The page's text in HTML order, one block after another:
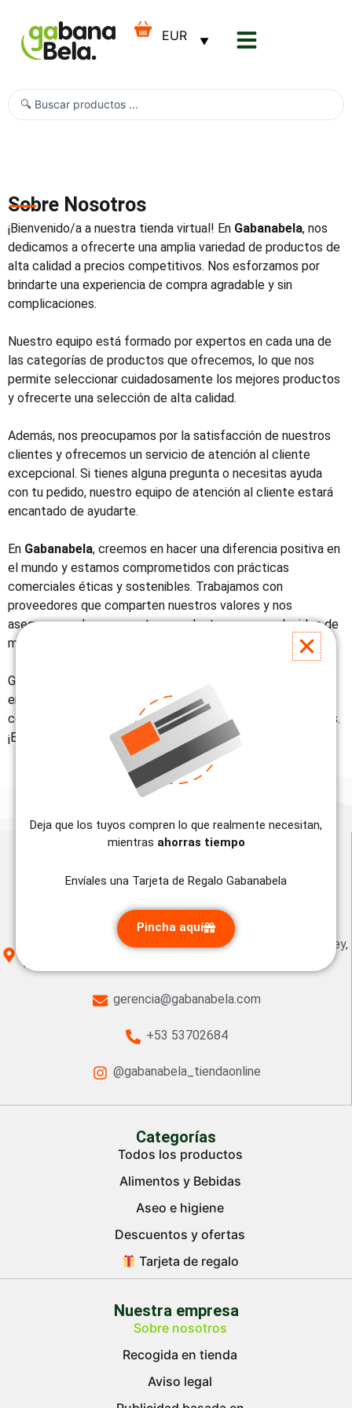
contenido
Search
...
Sobre Nosotros
¡Bienvenido/a a nuestra tienda virtual! En Gabanabela, nos
dedicamos a ofrecerte una amplia variedad de productos de
alta calidad a precios competitivos. Nos esforzamos por
brindarte una experiencia de compra agradable y sin
complicaciones.
Nuestro equipo está formado por expertos en cada una de
las categorías de productos que ofrecemos, lo que nos
permite seleccionar cuidadosamente los mejores productos
y ofrecerte una selección de alta calidad.
Además, nos preocupamos por la satisfacción de nuestros
clientes y ofrecemos un servicio de atención al cliente
excepcional. Si tienes alguna pregunta o necesitas ayuda
con tu pedido, nuestro equipo de atención al cliente estará
encantado de ayudarte.
En Gabanabela, creemos en hacer una diferencia positiva en
el mundo y estamos comprometidos con prácticas
comerciales éticas y sostenibles. Trabajamos con
proveedores que comparten nuestros valores y nos
aseguramos de que nuestros productos sean producidos de
manera responsable.
Gracias por visitar nuestra tienda virtual y esperamos que
encuentres lo que buscas. Si tienes alguna sugerencia o
comentario, no dudes en ponerte en contacto con nosotros.
¡Estamos aquí para ayudarte!
Información de la tienda
Cuba La Habana Calle 13 #18208 entre 182 y 184. Siboney,
Playa.
gerencia@gabanabela.com
+53 53702684
@gabanabela_tiendaonline
Categorías
Todos los productos
Alimentos y Bebidas
Aseo e higiene
Descuentos y ofertas
Tarjeta de regalo
Nuestra empresa
Sobre nosotros
Recogida en tienda
Aviso legal
Deja que los tuyos compren lo que realmente necesitan,
mientras ahorras tiempo
Envíales una Tarjeta de Regalo Gabanabela
Pincha aquí